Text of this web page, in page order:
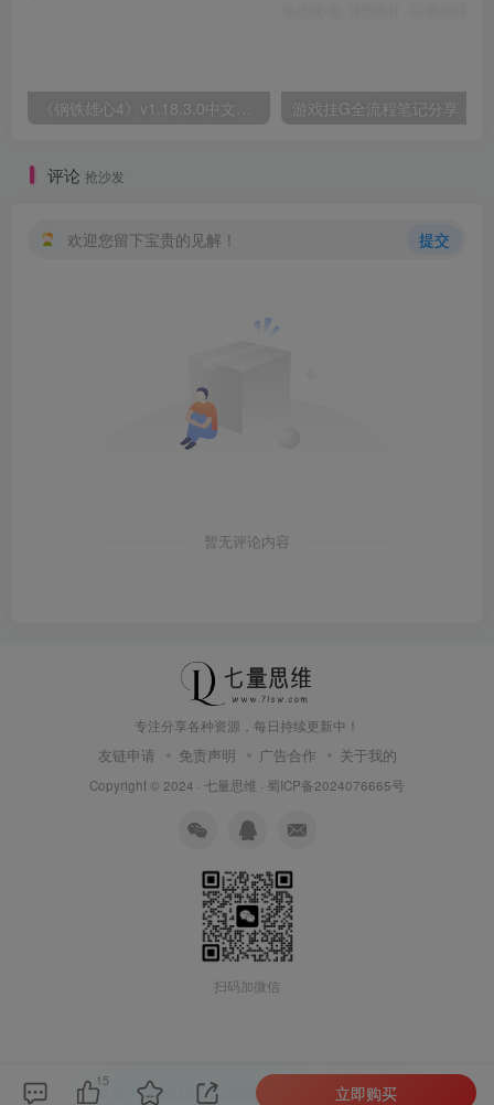
《钢铁雄心4》v1.18.3.0中文版全DLC
评论 抢沙发
欢迎您留下宝贵的见解！ 提交
暂无评论内容
专注分享各种资源，每日持续更新中！
友链申请 免责声明 广告合作 关于我的
Copyright © 2024 · 七量思维 · 蜀ICP备2024076665号
扫码加微信
15
立即购买
本站主题由Zibll子比主题强力驱动 联系作者